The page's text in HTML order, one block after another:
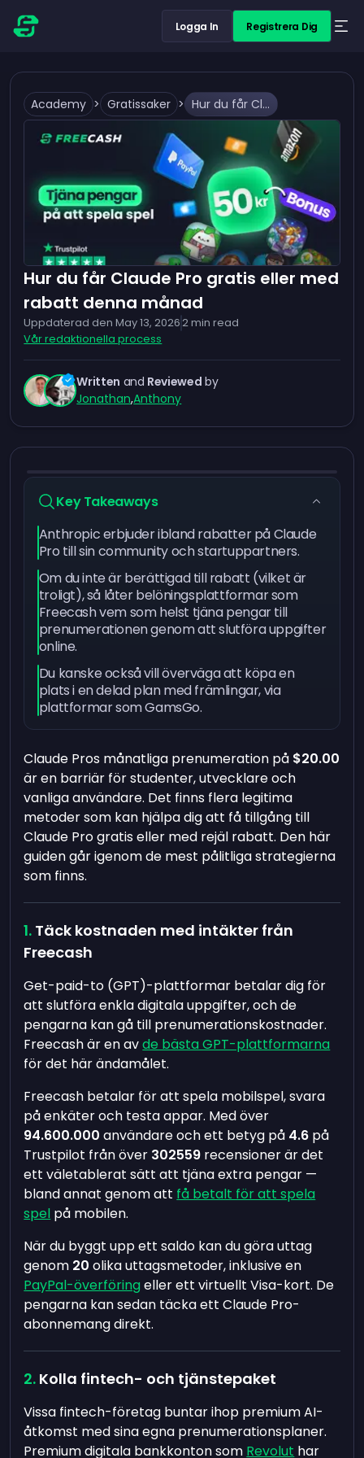
Logga In Registrera Dig
Academy > Gratissaker > Hur du får Claude Pro gratis eller med rabatt denna månad
Hur du får Claude Pro gratis eller med
rabatt denna månad
Uppdaterad den May 13, 20262min read
Vår redaktionella process
Written and Reviewed by
Jonathan,Anthony
Key Takeaways
Anthropic erbjuder ibland rabatter på Claude
Pro till sin community och startuppartners.
Om du inte är berättigad till rabatt (vilket är
troligt), så låter belöningsplattformar som
Freecash vem som helst tjäna pengar till
prenumerationen genom att slutföra uppgifter
online.
Du kanske också vill överväga att köpa en
plats i en delad plan med främlingar, via
plattformar som GamsGo.
Claude Pros månatliga prenumeration på $20.00
är en barriär för studenter, utvecklare och
vanliga användare. Det finns flera legitima
metoder som kan hjälpa dig att få tillgång till
Claude Pro gratis eller med rejäl rabatt. Den här
guiden går igenom de mest pålitliga strategierna
som finns.
Täck kostnaden med intäkter från
Freecash
Get-paid-to (GPT)-plattformar betalar dig för
att slutföra enkla digitala uppgifter, och de
pengarna kan gå till prenumerationskostnader.
Freecash är en avde bästa GPT-plattformarna
för det här ändamålet.
Freecash betalar för att spela mobilspel, svara
på enkäter och testa appar. Med över
94.600.000 användare och ett betyg på 4.6 på
Trustpilot från över 302559 recensioner är det
ett väletablerat sätt att tjäna extra pengar —
bland annat genom att få betalt för att spela
spel på mobilen.
När du byggt upp ett saldo kan du göra uttag
genom 20 olika uttagsmetoder, inklusive en
PayPal-överföringeller ett virtuellt Visa-kort. De
pengarna kan sedan täcka ett Claude Pro-
abonnemang direkt.
Kolla fintech- och tjänstepaket
Vissa fintech-företag buntar ihop premium AI-
åtkomst med sina egna prenumerationsplaner.
Premium digitala bankkonton som Revolut har